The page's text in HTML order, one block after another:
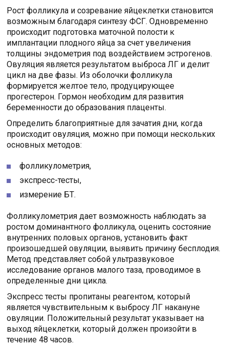
Рост фолликула и созревание яйцеклетки становится
возможным благодаря синтезу ФСГ. Одновременно
происходит подготовка маточной полости к
имплантации плодного яйца за счет увеличения
толщины эндометрия под воздействием эстрогенов.
Овуляция является результатом выброса ЛГ и делит
цикл на две фазы. Из оболочки фолликула
формируется желтое тело, продуцирующее
прогестерон. Гормон необходим для развития
беременности до образования плаценты.
Определить благоприятные для зачатия дни, когда
происходит овуляция, можно при помощи нескольких
основных методов:
фолликулометрия,
экспресс-тесты,
измерение БТ.
Фолликулометрия дает возможность наблюдать за
ростом доминантного фолликула, оценить состояние
внутренних половых органов, установить факт
произошедшей овуляции, выявить причину бесплодия.
Метод представляет собой ультразвуковое
исследование органов малого таза, проводимое в
определенные дни цикла.
Экспресс тесты пропитаны реагентом, который
является чувствительным к выбросу ЛГ накануне
овуляции. Положительный результат указывает на
выход яйцеклетки, который должен произойти в
течение 48 часов.